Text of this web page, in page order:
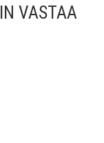
VASTAA